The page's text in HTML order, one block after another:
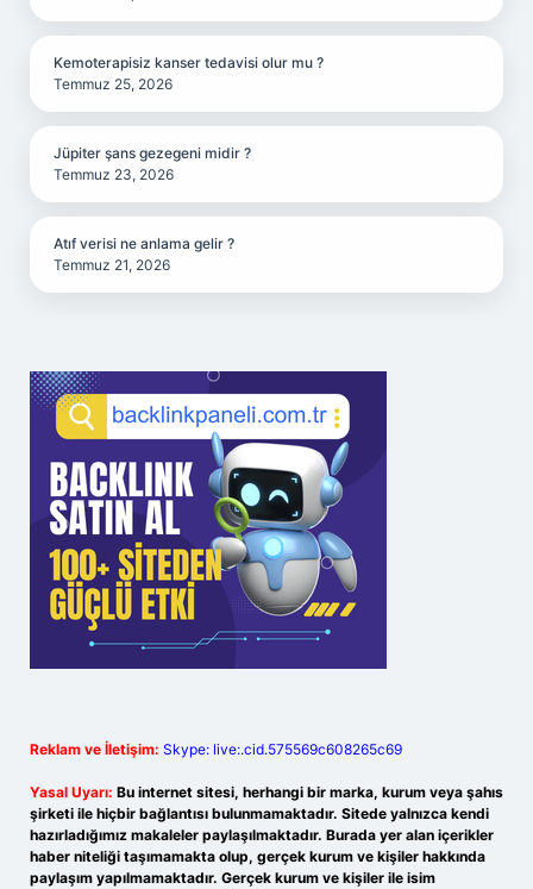
Kemoterapisiz kanser tedavisi olur mu ?
Temmuz 25, 2026
Jüpiter şans gezegeni midir ?
Temmuz 23, 2026
Atıf verisi ne anlama gelir ?
Temmuz 21, 2026
Reklam ve İletişim: Skype: live:.cid.575569c608265c69
Yasal Uyarı: Bu internet sitesi, herhangi bir marka, kurum veya şahıs
şirketi ile hiçbir bağlantısı bulunmamaktadır. Sitede yalnızca kendi
hazırladığımız makaleler paylaşılmaktadır. Burada yer alan içerikler
haber niteliği taşımamakta olup, gerçek kurum ve kişiler hakkında
paylaşım yapılmamaktadır. Gerçek kurum ve kişiler ile isim